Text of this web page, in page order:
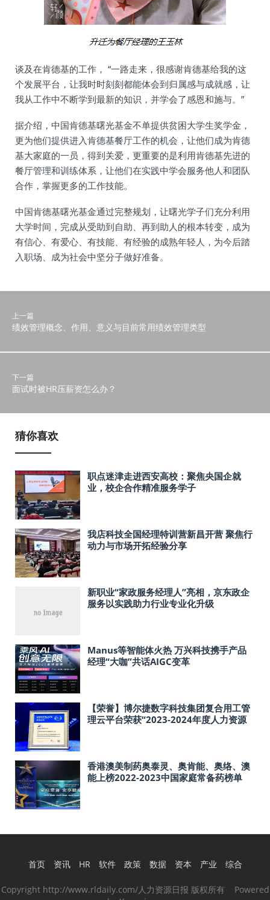
谈及在肯德基的工作， “一路走来，很感谢肯德基给我的这
个发展平台，让我时时刻刻都能体会到归属感与成就感，让
我从工作中不断学到最新的知识，并学会了感恩和施与。”
据介绍，中国肯德基曙光基金不单提供贫困大学生奖学金，
更为他们提供进入肯德基餐厅工作的机会，让他们成为肯德
基大家庭的一员，得到关爱，更重要的是利用肯德基先进的
餐厅管理和训练体系，让他们在实践中学会服务他人和团队
合作，掌握更多的工作技能。
中国肯德基曙光基金通过完整规划，让曙光学子们充分利用
大学时间，完成从受助到自助、再到助人的根本转变，成为
有信心、有爱心、有技能、有经验的成熟年轻人，为今后踏
入职场、成为社会中坚分子做好准备。
上一篇
绩效管理概念、作用、意义与目前常用绩效管理类型
下一篇
面试时被HR压薪资怎么办？
猜你喜欢
职点迷津走进西安高校：聚焦央国企就
业，校企合作精准服务学子
我店科技全国经理特训营新昌开营 聚焦行
动力与市场开拓经验分享
新职业“家政服务经理人”亮相，京东政企
服务以实践助力行业专业化升级
Manus等智能体火热 万兴科技携手产品
经理“大咖”共话AIGC变革
【荣誉】博尔捷数字科技集团复合用工管
理云平台荣获“2023-2024年度人力资源
香港澳美制药奥泰灵、奥肯能、奥络、澳
能上榜2022-2023中国家庭常备药榜单
首页 资讯 HR 软件 政策 数据 资本 产业 综合
Copyright http://www.rldaily.com/人力资源日报 版权所有 Powered